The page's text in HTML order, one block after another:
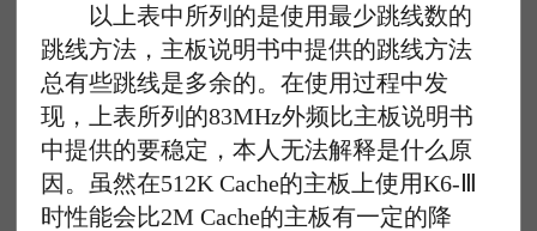
以上表中所列的是使用最少跳线数的
跳线方法，主板说明书中提供的跳线方法
总有些跳线是多余的。在使用过程中发
现，上表所列的83MHz外频比主板说明书
中提供的要稳定，本人无法解释是什么原
因。虽然在512K Cache的主板上使用K6-Ⅲ
时性能会比2M Cache的主板有一定的降